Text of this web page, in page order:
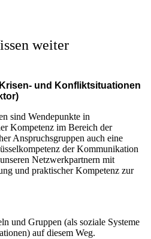
weiter
und Konfliktsituationen
sind Wendepunkte in
Kompetenz im Bereich der
Anspruchsgruppen auch eine
der Kommunikation
Netzwerkpartnern mit
und praktischer Kompetenz zur
und Gruppen (als soziale Systeme
auf diesem Weg.